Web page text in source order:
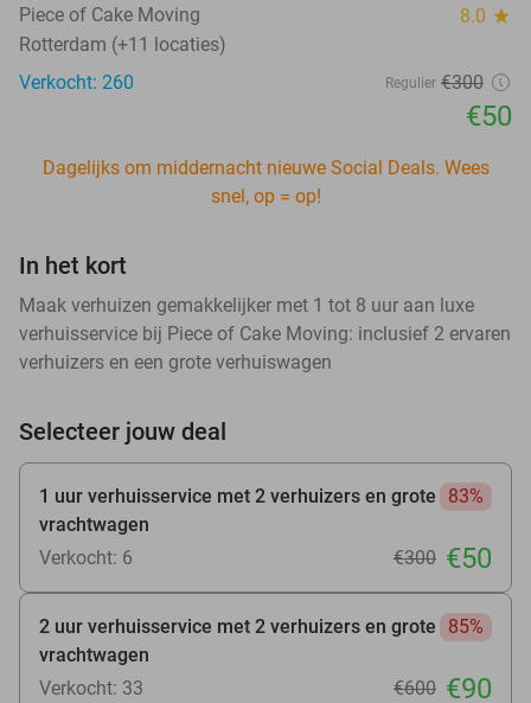
Piece of Cake Moving 8.0 star
Rotterdam (+11 locaties)
Verkocht: 260
Regulier €300
€50
Dagelijks om middernacht nieuwe Social Deals. Wees
snel, op = op!
In het kort
Maak verhuizen gemakkelijker met 1 tot 8 uur aan luxe
verhuisservice bij Piece of Cake Moving: inclusief 2 ervaren
verhuizers en een grote verhuiswagen
Selecteer jouw deal
1 uur verhuisservice met 2 verhuizers en grote
vrachtwagen
83%
Verkocht: 6 €300 €50
2 uur verhuisservice met 2 verhuizers en grote
vrachtwagen
85%
Verkocht: 33 €600 €90